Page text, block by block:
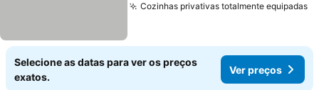
Cozinhas privativas totalmente equipadas
Selecione as datas para ver os preços
exatos.
Ver preços